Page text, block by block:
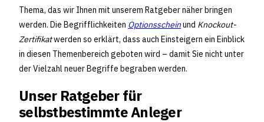
Thema, das wir Ihnen mit unserem Ratgeber näher bringen
werden. Die Begrifflichkeiten Optionsscheinund Knockout-
Zertifikatwerden so erklärt, dass auch Einsteigern ein Einblick
in diesen Themenbereich geboten wird – damit Sie nicht unter
der Vielzahl neuer Begriffe begraben werden.
Unser Ratgeber für
selbstbestimmte Anleger